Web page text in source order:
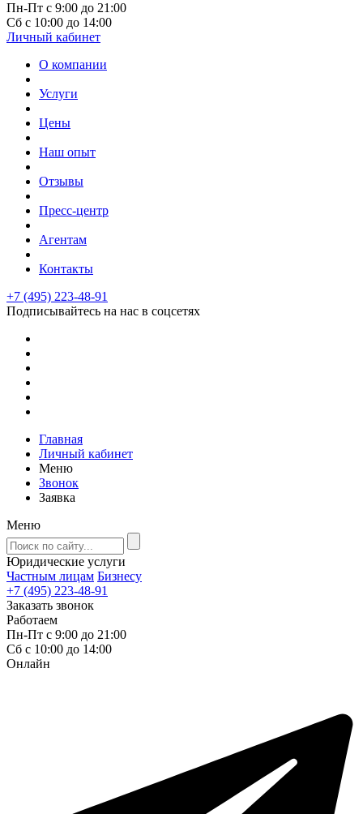
Пн-Пт с 9:00 до 21:00
Сб с 10:00 до 14:00
Личный кабинет
О компании
Услуги
Цены
Наш опыт
Отзывы
Пресс-центр
Агентам
Контакты
+7 (495) 223-48-91
Подписывайтесь на нас в соцсетях
Главная
Личный кабинет
Меню
Звонок
Заявка
Меню
Юридические услуги
Частным лицам Бизнесу
+7 (495) 223-48-91
Заказать звонок
Работаем
Пн-Пт с 9:00 до 21:00
Сб с 10:00 до 14:00
Онлайн